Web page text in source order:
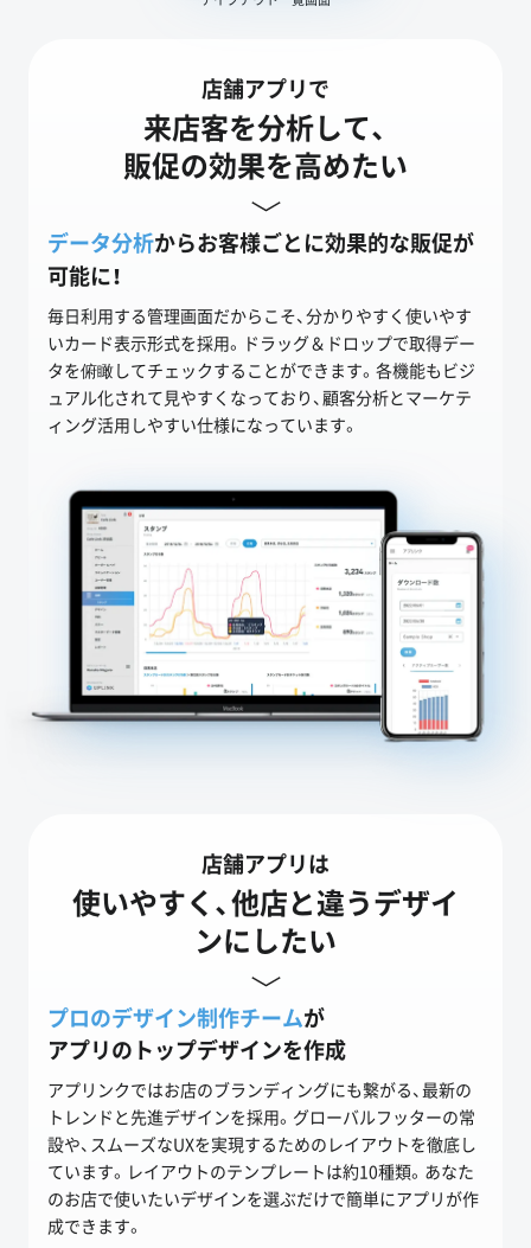
店舗アプリで
来店客を分析して、
販促の効果を高めたい
データ分析からお客様ごとに効果的な販促が
可能に！
毎日利用する管理画面だからこそ、分かりやすく使いやす
いカード表示形式を採用。ドラッグ＆ドロップで取得デー
タを俯瞰してチェックすることができます。各機能もビジ
ュアル化されて見やすくなっており、顧客分析とマーケテ
ィング活用しやすい仕様になっています。
店舗アプリは
使いやすく、他店と違うデザイ
ンにしたい
プロのデザイン制作チームが
アプリのトップデザインを作成
アプリンクではお店のブランディングにも繋がる、最新の
トレンドと先進デザインを採用。グローバルフッターの常
設や、スムーズなUXを実現するためのレイアウトを徹底し
ています。レイアウトのテンプレートは約10種類。あなた
のお店で使いたいデザインを選ぶだけで簡単にアプリが作
成できます。